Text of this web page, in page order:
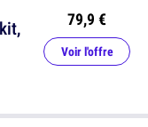
79,9 €
Voir l'offre